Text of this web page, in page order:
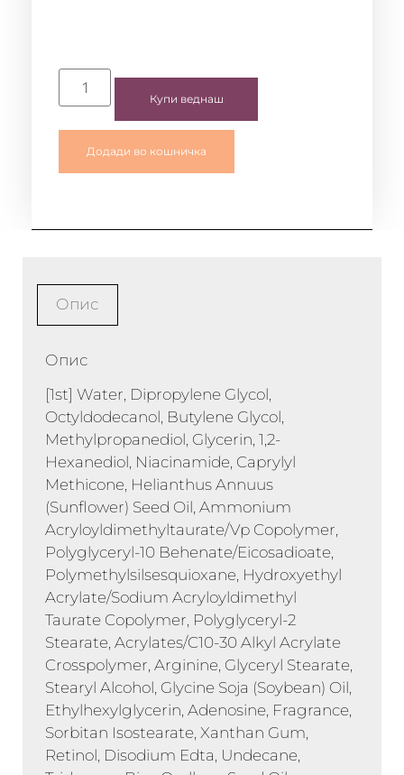
Купи веднаш
Додади во кошничка
Опис
Опис
[1st] Water, Dipropylene Glycol,
Octyldodecanol, Butylene Glycol,
Methylpropanediol, Glycerin, 1,2-
Hexanediol, Niacinamide, Caprylyl
Methicone, Helianthus Annuus
(Sunflower) Seed Oil, Ammonium
Acryloyldimethyltaurate/Vp Copolymer,
Polyglyceryl-10 Behenate/Eicosadioate,
Polymethylsilsesquioxane, Hydroxyethyl
Acrylate/Sodium Acryloyldimethyl
Taurate Copolymer, Polyglyceryl-2
Stearate, Acrylates/C10-30 Alkyl Acrylate
Crosspolymer, Arginine, Glyceryl Stearate,
Stearyl Alcohol, Glycine Soja (Soybean) Oil,
Ethylhexylglycerin, Adenosine, Fragrance,
Sorbitan Isostearate, Xanthan Gum,
Retinol, Disodium Edta, Undecane,